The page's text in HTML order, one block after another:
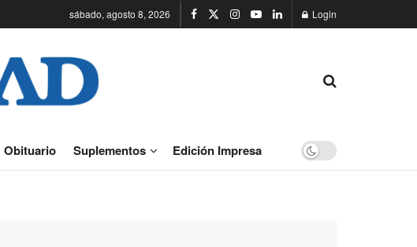
sábado, agosto 8, 2026 Login
Obituario Suplementos Edición Impresa